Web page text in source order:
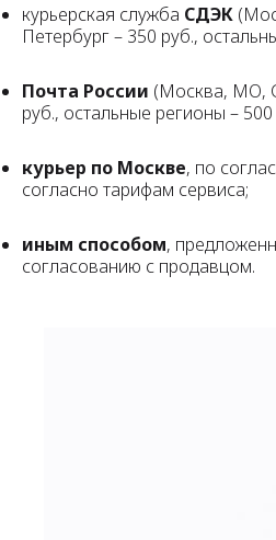
курьерская служба СДЭК
Петербург – 350 руб.,
Почта России (Москва, МО,
руб., остальные регионы – 500
курьер по Москве, по
согласно тарифам сервиса;
иным способом,
согласованию с продавцом.